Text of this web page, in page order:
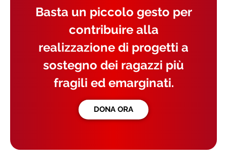
Basta un piccolo gesto per
contribuire alla
realizzazione di progetti a
sostegno dei ragazzi più
fragili ed emarginati.
DONA ORA